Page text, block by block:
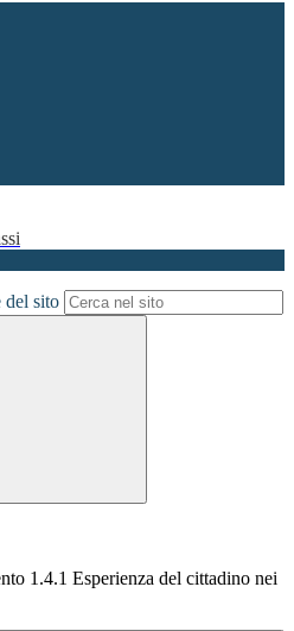
del sito
1.4.1 Esperienza del cittadino nei